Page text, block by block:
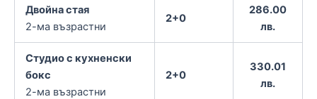
Двойна стая
2-ма възрастни
2+0
286.00
лв.
Студио с кухненски
бокс
2-ма възрастни
2+0
330.01
лв.